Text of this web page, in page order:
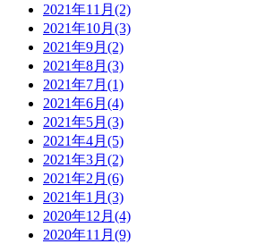
2021年11月(2)
2021年10月(3)
2021年9月(2)
2021年8月(3)
2021年7月(1)
2021年6月(4)
2021年5月(3)
2021年4月(5)
2021年3月(2)
2021年2月(6)
2021年1月(3)
2020年12月(4)
2020年11月(9)